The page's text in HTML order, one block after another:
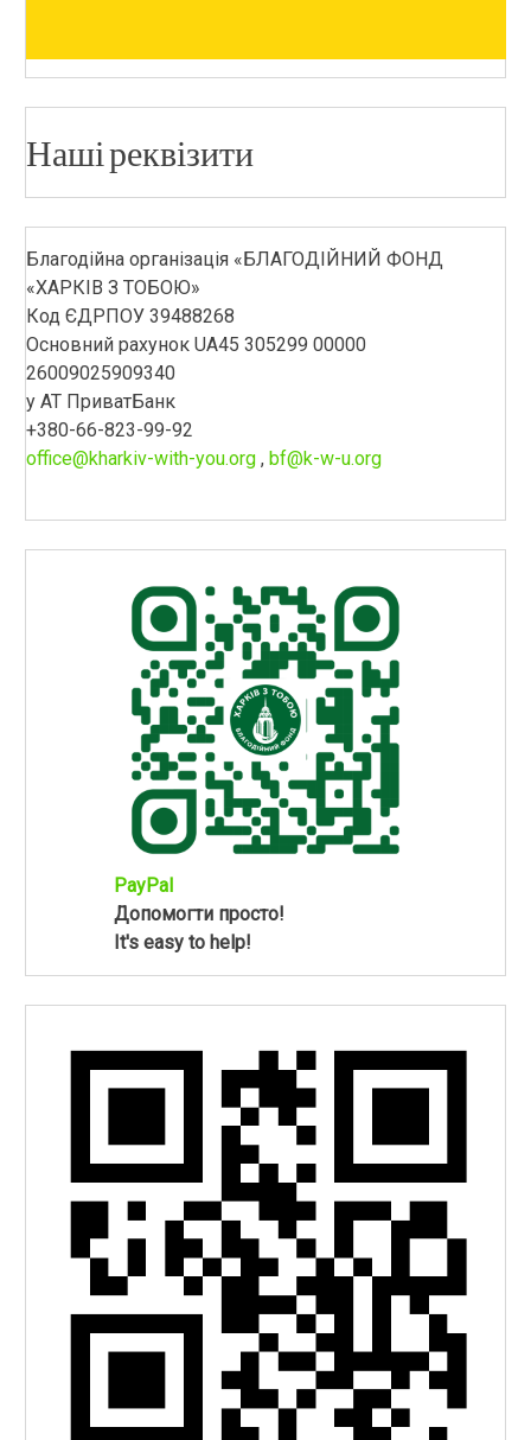
Наші реквізити
Благодійна організація «БЛАГОДІЙНИЙ ФОНД
«ХАРКІВ З ТОБОЮ»
Код ЄДРПОУ 39488268
Основний рахунок UA45 305299 00000
26009025909340
у АТ ПриватБанк
+380-66-823-99-92
office@kharkiv-with-you.org, bf@k-w-u.org
PayPal
Допомогти просто!
It's easy to help!